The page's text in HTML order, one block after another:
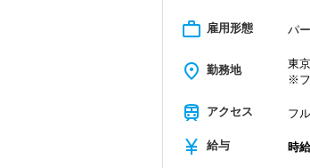
・会計・税務・財務・
・専門家が在籍しワンス
＜学びを後押し＞
・書籍購入費／研修費
・隔月で税法・実務の学
・資格取得を目指す社
＜募集の背景＞
work_outline 雇用形態 パ
place 勤務地
東
※フ
train アクセス フ
currency_yen 給与 時給